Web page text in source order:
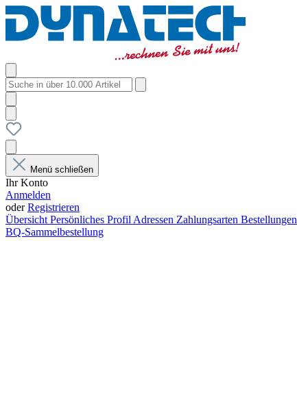
Menü schließen
Ihr Konto
Anmelden
oderRegistrieren
Übersicht Persönliches Profil Adressen Zahlungsarten Bestellungen
BQ-Sammelbestellung